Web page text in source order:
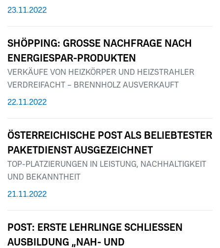
23.11.2022
SHÖPPING: GROSSE NACHFRAGE NACH
ENERGIESPAR-PRODUKTEN
VERKÄUFE VON HEIZKÖRPER UND HEIZSTRAHLER
VERDREIFACHT – BRENNHOLZ AUSVERKAUFT
22.11.2022
ÖSTERREICHISCHE POST ALS BELIEBTESTER
PAKETDIENST AUSGEZEICHNET
TOP-PLATZIERUNGEN IN LEISTUNG, NACHHALTIGKEIT
UND BEKANNTHEIT
21.11.2022
POST: ERSTE LEHRLINGE SCHLIESSEN
AUSBILDUNG „NAH- UND